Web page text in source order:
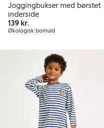
Joggingbukser med børstet
inderside
139 kr.
Økologisk bomuld